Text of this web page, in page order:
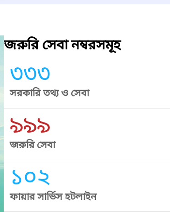
জরুরি সেবা নম্বরসমূহ
৩৩৩
সরকারি তথ্য ও সেবা
৯৯৯
জরুরি সেবা
১০২
ফায়ার সার্ভিস হটলাইন